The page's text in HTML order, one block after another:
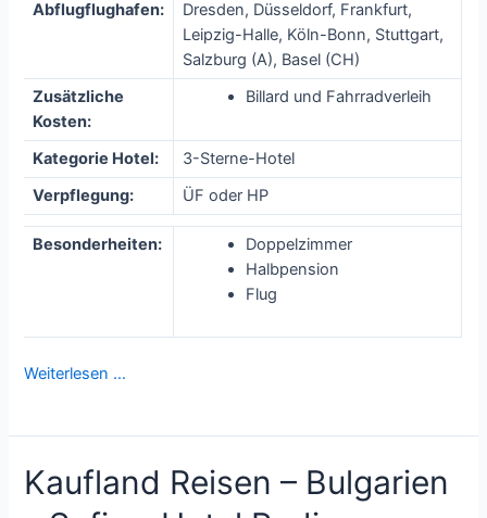
Abflugflughafen:
Dresden, Düsseldorf, Frankfurt,
Leipzig-Halle, Köln-Bonn, Stuttgart,
Salzburg (A), Basel (CH)
Zusätzliche
Kosten:
Billard und Fahrradverleih
Kategorie Hotel:
3-Sterne-Hotel
Verpflegung:
ÜF oder HP
Besonderheiten:
Doppelzimmer
Halbpension
Flug
Weiterlesen …
Kaufland Reisen – Bulgarien